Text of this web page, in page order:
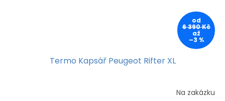
od
6 390 Kč
až
–3 %
Termo Kapsář Peugeot Rifter XL
Na zakázku